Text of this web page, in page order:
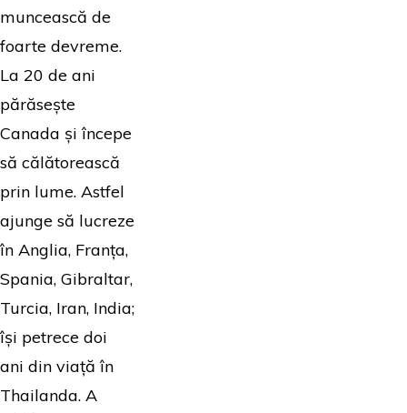
muncească de
foarte devreme.
La 20 de ani
părăsește
Canada și începe
să călătorească
prin lume. Astfel
ajunge să lucreze
în Anglia, Franța,
Spania, Gibraltar,
Turcia, Iran, India;
își petrece doi
ani din viață în
Thailanda. A